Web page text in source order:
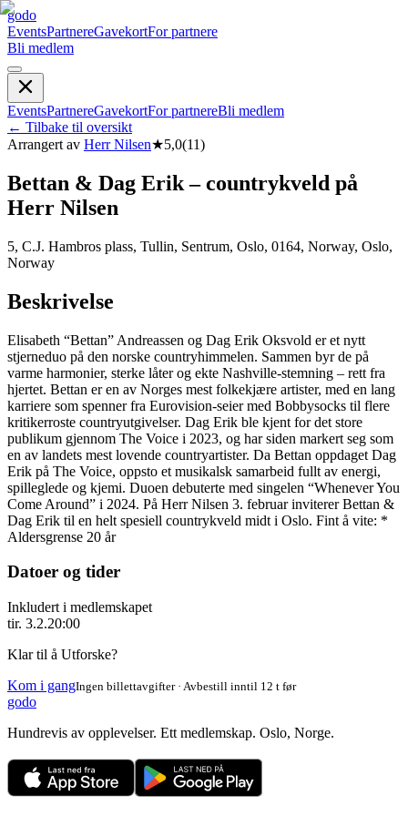
godo
EventsPartnereGavekortFor partnere
Bli medlem
EventsPartnereGavekortFor partnereBli medlem
← Tilbake til oversikt
Arrangert av Herr Nilsen★5,0(11)
Bettan & Dag Erik – countrykveld på
Herr Nilsen
5, C.J. Hambros plass, Tullin, Sentrum, Oslo, 0164, Norway, Oslo,
Norway
Beskrivelse
Elisabeth “Bettan” Andreassen og Dag Erik Oksvold er et nytt
stjerneduo på den norske countryhimmelen. Sammen byr de på
varme harmonier, sterke låter og ekte Nashville-stemning – rett fra
hjertet. Bettan er en av Norges mest folkekjære artister, med en lang
karriere som spenner fra Eurovision-seier med Bobbysocks til flere
kritikerroste countryutgivelser. Dag Erik ble kjent for det store
publikum gjennom The Voice i 2023, og har siden markert seg som
en av landets mest lovende countryartister. Da Bettan oppdaget Dag
Erik på The Voice, oppsto et musikalsk samarbeid fullt av energi,
spilleglede og kjemi. Duoen debuterte med singelen “Whenever You
Come Around” i 2024. På Herr Nilsen 3. februar inviterer Bettan &
Dag Erik til en helt spesiell countrykveld midt i Oslo. Fint å vite: *
Aldersgrense 20 år
Datoer og tider
Inkludert i medlemskapet
tir. 3.2.20:00
Klar til å Utforske?
Kom i gangIngen billettavgifter · Avbestill inntil 12 t før
godo
Hundrevis av opplevelser. Ett medlemskap. Oslo, Norge.